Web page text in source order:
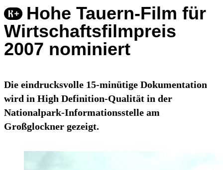
Hohe Tauern-Film für
Wirtschaftsfilmpreis
2007 nominiert
Die eindrucksvolle 15-minütige Dokumentation
wird in High Definition-Qualität in der
Nationalpark-Informationsstelle am
Großglockner gezeigt.